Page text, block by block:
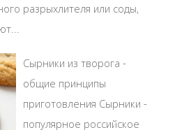
разрыхлителя или соды,
Сырники из творога -
общие принципы
приготовления Сырники -
популярное российское